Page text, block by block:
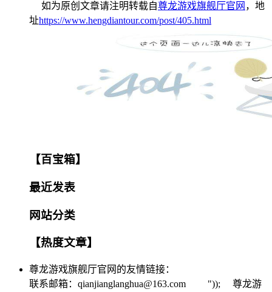
如为原创文章请注明转载自尊龙游戏旗舰厅官网 ，地
址https://www.hengdiantour.com/post/405.html
【百宝箱】
最近发表
网站分类
【热度文章】
尊龙游戏旗舰厅官网的友情链接：
联系邮箱： qianjianglanghua@163.com ")); 尊龙游